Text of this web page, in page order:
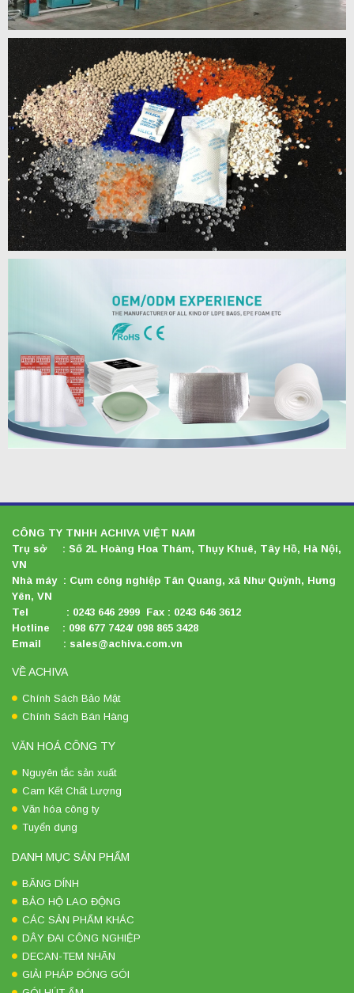
CÔNG TY TNHH ACHIVA VIỆT NAM
Trụ sở : Số 2L Hoàng Hoa Thám, Thụy Khuê, Tây Hồ, Hà Nội,
VN
Nhà máy : Cụm công nghiệp Tân Quang, xã Như Quỳnh, Hưng
Yên, VN
Tel : 0243 646 2999 Fax : 0243 646 3612
Hotline : 098 677 7424/ 098 865 3428
Email : sales@achiva.com.vn
VỀ ACHIVA
Chính Sách Bảo Mật
Chính Sách Bán Hàng
VĂN HOÁ CÔNG TY
Nguyên tắc sản xuất
Cam Kết Chất Lượng
Văn hóa công ty
Tuyển dụng
DANH MỤC SẢN PHẨM
BĂNG DÍNH
BẢO HỘ LAO ĐỘNG
CÁC SẢN PHẨM KHÁC
DÂY ĐAI CÔNG NGHIỆP
DECAN-TEM NHÃN
GIẢI PHÁP ĐÓNG GÓI